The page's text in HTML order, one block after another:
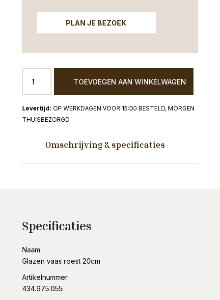
PLAN JE BEZOEK
vaas
roest
20cm
aantal
TOEVOEGEN AAN WINKELWAGEN
OP WERKDAGEN VOOR 15:00 BESTELD, MORGEN
THUISBEZORGD
Omschrijving & specificaties
Specificaties
Naam
Glazen vaas roest 20cm
Artikelnummer
434.975.055